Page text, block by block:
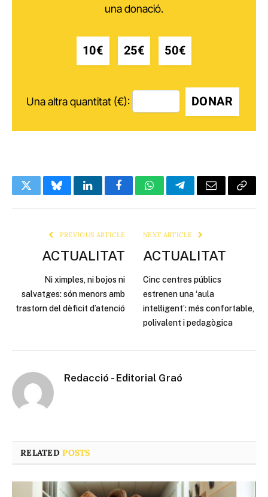
una donació.
10€ 25€ 50€
Una altra quantitat (€): DONAR
TwitterBlueskyLinkedInFacebookWhatsAppTelegramEmail Copy
PREVIOUS ARTICLE
ACTUALITAT
Ni ximples, ni bojos ni
salvatges: són menors amb
trastorn del dèficit d’atenció
NEXT ARTICLE
ACTUALITAT
Cinc centres públics
estrenen una ‘aula
intel·ligent’: més confortable,
polivalent i pedagògica
Redacció - Editorial Graó
RELATEDPOSTS